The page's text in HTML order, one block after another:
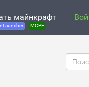
майнкрафт
MCPE